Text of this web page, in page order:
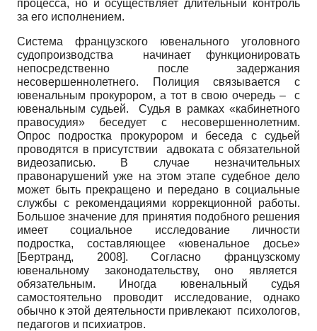
процесса, но и осуществляет длительный контроль
за его исполнением.
Система французского ювенального уголовного
судопроизводства начинает функционировать
непосредственно после задержания
несовершеннолетнего. Полиция связывается с
ювенальным прокурором, а тот в свою очередь – с
ювенальным судьей. Судья в рамках «кабинетного
правосудия» беседует с несовершеннолетним.
Опрос подростка прокурором и беседа с судьей
проводятся в присутствии адвоката с обязательной
видеозаписью. В случае незначительных
правонарушений уже на этом этапе судебное дело
может быть прекращено и передано в социальные
службы с рекомендациями коррекционной работы.
Большое значение для принятия подобного решения
имеет социальное исследование личности
подростка, составляющее «ювенальное досье»
[Бертранд, 2008]. Согласно французскому
ювенальному законодательству, оно является
обязательным. Иногда ювенальный судья
самостоятельно проводит исследование, однако
обычно к этой деятельности привлекают психологов,
педагогов и психиатров.